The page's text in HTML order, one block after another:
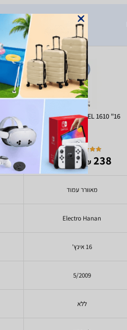
Electro Hanan EL 1610 "16
(
2
)
238
₪
- 103
₪
מאוורר עמוד
Electro Hanan
16 אינץ'
5/2009
ללא